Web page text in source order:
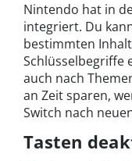
Nintendo hat in
integriert. Du
bestimmten
Schlüsselbegriffe
auch nach
an Zeit sparen,
Switch nach
Tasten